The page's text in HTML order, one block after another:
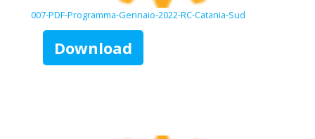
007-PDF-Programma-Gennaio-2022-RC-Catania-Sud
Download